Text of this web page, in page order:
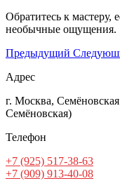
Обратитесь к мастеру,
необычные ощущения.
Предыдущий
Адрес
г. Москва,
Семёновская)
Телефон
+7 (925) 517-38-63
+7 (909) 913-40-08